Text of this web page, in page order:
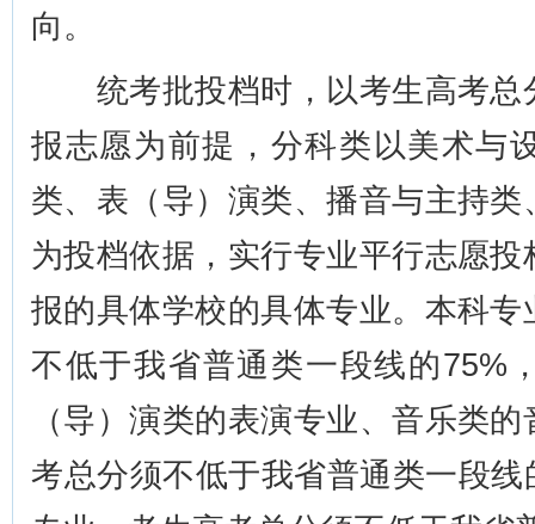
向。
统考批投档时，以考生高考总
报志愿为前提，分科类以美术与
类、表（导）演类、播音与主持
为投档依据，实行专业平行志愿
报的具体学校的具体专业。本科
不低于我省普通类一段线的75%
（导）演类的表演专业、音乐类
考总分须不低于我省普通类一段